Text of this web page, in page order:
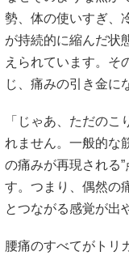
勢、体の使いすぎ、
が持続的に縮んだ状
えられています。そ
じ、痛みの引き金に
「じゃあ、ただの
れません。一般的な
の痛みが再現される
す。つまり、偶然の
とつながる感覚が出
腰痛のすべてがトリ